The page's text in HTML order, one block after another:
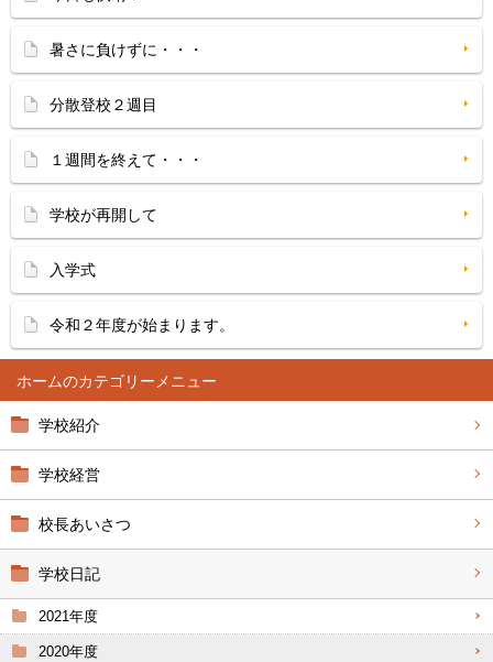
ホーム
学校紹介
学校経営
校長あいさつ
学校日記
2021年度
2020年度
暑さに負けずに・・・
分散登校２週目
１週間を終えて・・・
学校が再開して
入学式
令和２年度が始まります。